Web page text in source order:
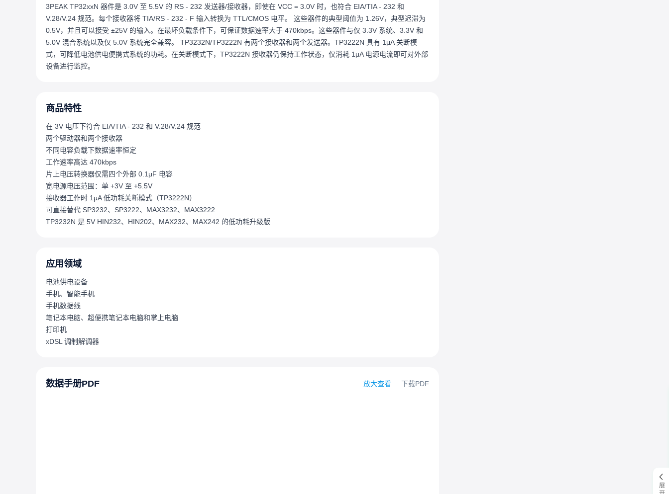
3PEAK TP32xxN 器件是 3.0V 至 5.5V 的 RS - 232 发送器/接收器，即使在 VCC = 3.0V 时，也符合 EIA/TIA - 232 和
V.28/V.24 规范。每个接收器将 TIA/RS - 232 - F 输入转换为 TTL/CMOS 电平。 这些器件的典型阈值为 1.26V，典型迟滞为
0.5V，并且可以接受 ±25V 的输入。在最坏负载条件下，可保证数据速率大于 470kbps。这些器件与仅 3.3V 系统、3.3V 和
5.0V 混合系统以及仅 5.0V 系统完全兼容。 TP3232N/TP3222N 有两个接收器和两个发送器。TP3222N 具有 1μA 关断模
式，可降低电池供电便携式系统的功耗。在关断模式下，TP3222N 接收器仍保持工作状态，仅消耗 1μA 电源电流即可对外部
设备进行监控。
商品特性
在 3V 电压下符合 EIA/TIA - 232 和 V.28/V.24 规范
两个驱动器和两个接收器
不同电容负载下数据速率恒定
工作速率高达 470kbps
片上电压转换器仅需四个外部 0.1μF 电容
宽电源电压范围：单 +3V 至 +5.5V
接收器工作时 1μA 低功耗关断模式（TP3222N）
可直接替代 SP3232、SP3222、MAX3232、MAX3222
TP3232N 是 5V HIN232、HIN202、MAX232、MAX242 的低功耗升级版
应用领域
电池供电设备
手机、智能手机
手机数据线
笔记本电脑、超便携笔记本电脑和掌上电脑
打印机
xDSL 调制解调器
数据手册PDF 放大查看 下载PDF